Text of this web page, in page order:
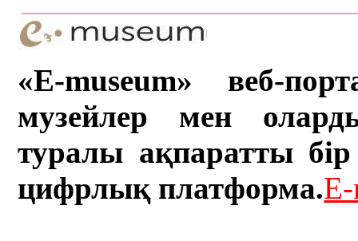
«E-museum» веб-
музейлер мен
туралы ақпаратты бір
цифрлық платформа.